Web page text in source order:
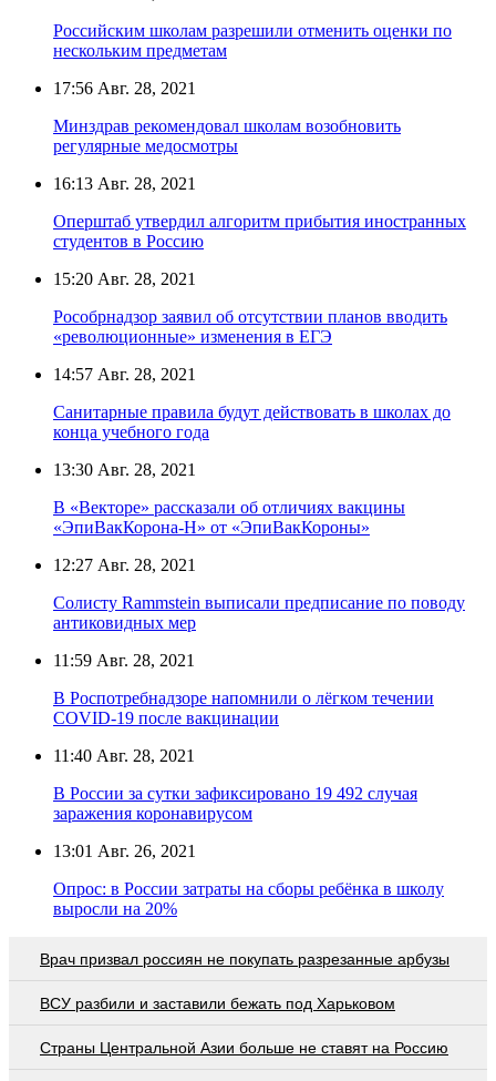
Российским школам разрешили отменить оценки по
нескольким предметам
17:56 Авг. 28, 2021
Минздрав рекомендовал школам возобновить
регулярные медосмотры
16:13 Авг. 28, 2021
Оперштаб утвердил алгоритм прибытия иностранных
студентов в Россию
15:20 Авг. 28, 2021
Рособрнадзор заявил об отсутствии планов вводить
«революционные» изменения в ЕГЭ
14:57 Авг. 28, 2021
Санитарные правила будут действовать в школах до
конца учебного года
13:30 Авг. 28, 2021
В «Векторе» рассказали об отличиях вакцины
«ЭпиВакКорона-Н» от «ЭпиВакКороны»
12:27 Авг. 28, 2021
Солисту Rammstein выписали предписание по поводу
антиковидных мер
11:59 Авг. 28, 2021
В Роспотребнадзоре напомнили о лёгком течении
COVID-19 после вакцинации
11:40 Авг. 28, 2021
В России за сутки зафиксировано 19 492 случая
заражения коронавирусом
13:01 Авг. 26, 2021
Опрос: в России затраты на сборы ребёнка в школу
выросли на 20%
Врач призвал россиян не покупать разрезанные арбузы
ВСУ разбили и заставили бежать под Харьковом
Страны Центральной Азии больше не ставят на Россию